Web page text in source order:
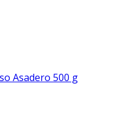
Asadero 500 g